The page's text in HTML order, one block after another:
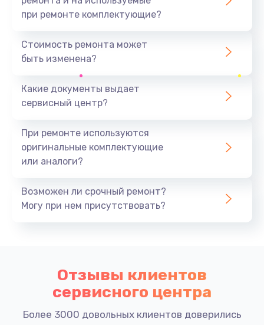
при ремонте комплектующие?
Стоимость ремонта может
быть изменена?
Какие документы выдает
сервисный центр?
При ремонте используются
оригинальные комплектующие
или аналоги?
Возможен ли срочный ремонт?
Могу при нем присутствовать?
Отзывы клиентов
сервисного центра
Более 3000 довольных клиентов доверились